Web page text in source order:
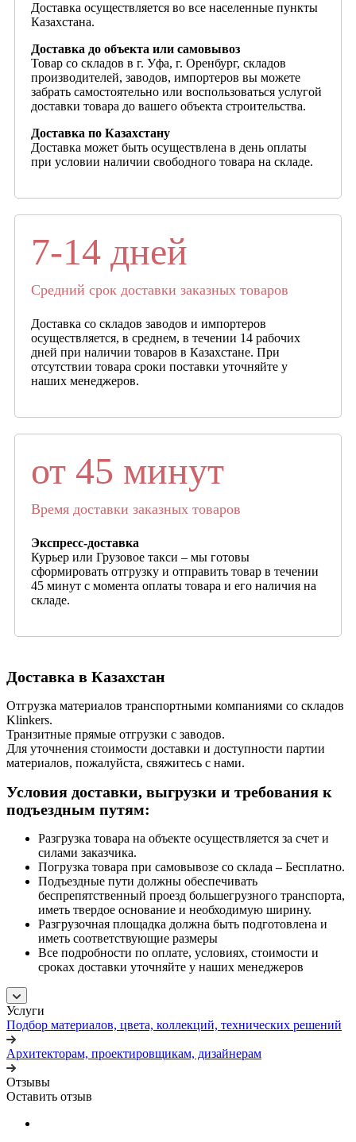
Доставка осуществляется во все населенные пункты
Казахстана.
Доставка до объекта или самовывоз
Товар со складов в г. Уфа, г. Оренбург, складов
производителей, заводов, импортеров вы можете
забрать самостоятельно или воспользоваться услугой
доставки товара до вашего объекта строительства.
Доставка по Казахстану
Доставка может быть осуществлена в день оплаты
при условии наличии свободного товара на складе.
7-14 дней
Средний срок доставки заказных товаров
Доставка со складов заводов и импортеров
осуществляется, в среднем, в течении 14 рабочих
дней при наличии товаров в Казахстане. При
отсутствии товара сроки поставки уточняйте у
наших менеджеров.
от 45 минут
Время доставки заказных товаров
Экспресс-доставка
Курьер или Грузовое такси – мы готовы
сформировать отгрузку и отправить товар в течении
45 минут с момента оплаты товара и его наличия на
складе.
Доставка в Казахстан
Отгрузка материалов транспортными компаниями со складов
Klinkers.
Транзитные прямые отгрузки с заводов.
Для уточнения стоимости доставки и доступности партии
материалов, пожалуйста, свяжитесь с нами.
Условия доставки, выгрузки и требования к
подъездным путям:
Разгрузка товара на объекте осуществляется за счет и
силами заказчика.
Погрузка товара при самовывозе со склада – Бесплатно.
Подъездные пути должны обеспечивать
беспрепятственный проезд большегрузного транспорта,
иметь твердое основание и необходимую ширину.
Разгрузочная площадка должна быть подготовлена и
иметь соответствующие размеры
Все подробности по оплате, условиях, стоимости и
сроках доставки уточняйте у наших менеджеров
Услуги
Подбор материалов, цвета, коллекций, технических решений
Архитекторам, проектировщикам, дизайнерам
Отзывы
Оставить отзыв